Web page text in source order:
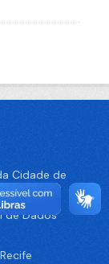
Cidade de
de Dados